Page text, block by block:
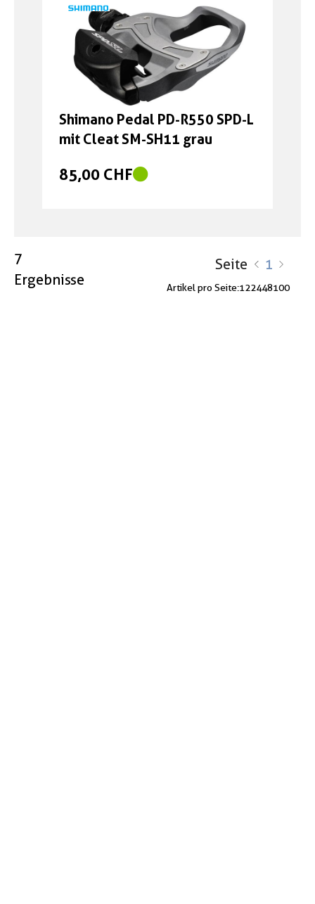
249,00 CHF
Shimano Pedal PD-R550 SPD-L
mit Cleat SM-SH11 grau
85,00 CHF
7
Ergebnisse
Seite 1
Artikel pro Seite:122448100